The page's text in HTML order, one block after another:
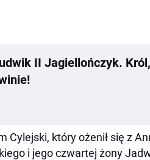
II Jagiellończyk.
Cylejski, który ożenił się z
i jego czwartej żony